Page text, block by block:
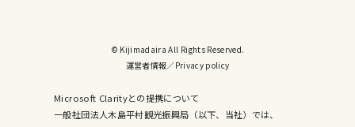
© Kijimadaira All Rights Reserved.
運営者情報／Privacy policy
Microsoft Clarityとの提携について
一般社団法人木島平村観光振興局（以下、当社）では、